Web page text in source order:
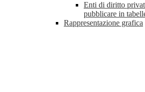
Enti di diritto
pubblicare in
Rappresentazione grafica